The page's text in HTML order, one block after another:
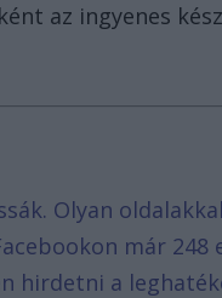
az ingyenes
Olyan
már 248
hirdetni a